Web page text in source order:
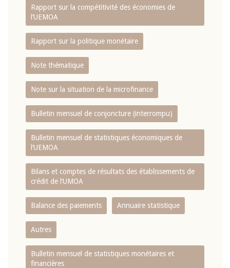
Rapport sur la compétitivité des économies de
l‘UEMOA
Rapport sur la politique monétaire
Note thématique
Note sur la situation de la microfinance
Bulletin mensuel de conjoncture (interrompu)
Bulletin mensuel de statistiques économiques de
l‘UEMOA
Bilans et comptes de résultats des établissements de
crédit de l‘UMOA
Balance des paiements Annuaire statistique
Autres
Bulletin mensuel de statistiques monétaires et
financières